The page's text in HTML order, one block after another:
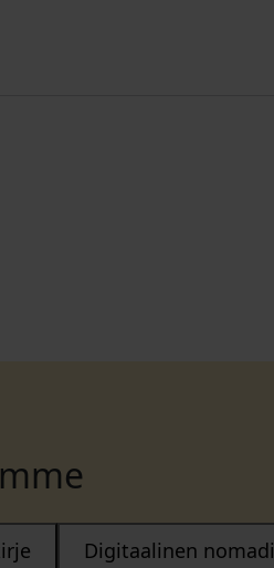
Digitaalinen nomadi